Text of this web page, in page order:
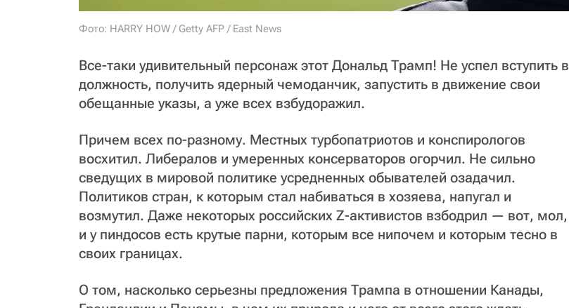
Фото: HARRY HOW / Getty AFP / East News
Все-таки удивительный персонаж этот Дональд Трамп! Не успел вступить в
должность, получить ядерный чемоданчик, запустить в движение свои
обещанные указы, а уже всех взбудоражил.
Причем всех по-разному. Местных турбопатриотов и конспирологов
восхитил. Либералов и умеренных консерваторов огорчил. Не сильно
сведущих в мировой политике усредненных обывателей озадачил.
Политиков стран, к которым стал набиваться в хозяева, напугал и
возмутил. Даже некоторых российских Z-активистов взбодрил — вот, мол,
и у пиндосов есть крутые парни, которым все нипочем и которым тесно в
своих границах.
О том, насколько серьезны предложения Трампа в отношении Канады,